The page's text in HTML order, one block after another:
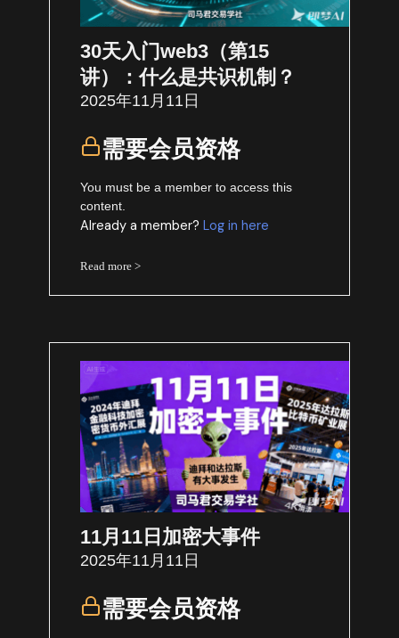
30天入门web3（第15
讲）：什么是共识机制？
2025年11月11日
需要会员资格
You must be a member to access this
content.
Already a member?Log in here
Read more >
11月11日加密大事件
2025年11月11日
需要会员资格